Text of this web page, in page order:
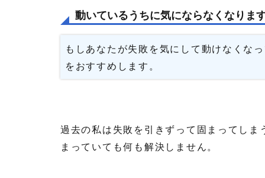
動いているうちに気にならなくなりま
もしあなたが失敗を気にして動けなくな
をおすすめします。
過去の私は失敗を引きずって固まってし
まっていても何も解決しません。